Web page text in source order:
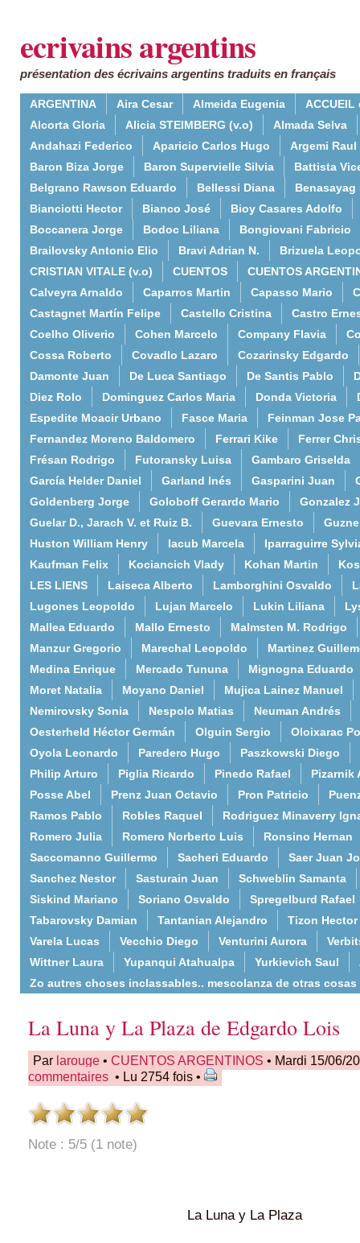
ecrivains argentins
présentation des écrivains argentins traduits en français
ARGENTINA Aira Cesar Almeida Eugenia
ACCUEIL
Alcorta Gloria
Alicia STEIMBERG (v.o)
Almada Selva
Andahazi Federico
Aparicio Carlos Hugo
Argemi Raul
Baron Biza Jorge
Baron Supervielle Silvia
Battista
Belgrano Rawson Eduardo
Bellessi Diana
Benasayag
Bianciotti Hector
Bianco José
Bioy Casares Adolfo
Boccanera Jorge
Bodoc Liliana
Bongiovani Fabricio
Brailovsky Antonio Elio
Bravi Adrian N.
Brizuela
CRISTIAN VITALE (v.o)
CUENTOS
CUENTOS
Calveyra Arnaldo
Caparros Martin Capasso Mario
Castagnet Martín Felipe
Castello Cristina
Castro
Coelho Oliverio
Cohen Marcelo Company Flavia
Cossa Roberto
Covadlo Lazaro
Cozarinsky Edgardo
Damonte Juan
De Luca Santiago De Santis Pablo
Diez Rolo
Dominguez Carlos Maria Donda Victoria
Espedite Moacir Urbano
Fasce Maria
Feinman Jose
Fernandez Moreno Baldomero
Ferrari Kike
Ferrer
Frésan Rodrigo
Futoransky Luisa
Gambaro Griselda
García Helder Daniel
Garland Inés Gasparini Juan
Goldenberg Jorge
Goloboff Gerardo Mario
Gonzalez
Guelar D., Jarach V. et Ruiz B.
Guevara Ernesto
Huston William Henry
Iacub Marcela
Iparraguirre
Kaufman Felix
Kociancich Vlady Kohan Martin
LES LIENS
Laiseca Alberto Lamborghini Osvaldo
Lugones Leopoldo
Lujan Marcelo Lukin Liliana
Mallea Eduardo
Mallo Ernesto
Malmsten M. Rodrigo
Manzur Gregorio
Marechal Leopoldo
Martinez
Medina Enrique
Mercado Tununa
Mignogna Eduardo
Moret Natalia
Moyano Daniel
Mujica Lainez Manuel
Nemirovsky Sonia
Nespolo Matias
Neuman Andrés
Oesterheld Héctor Germán
Olguin Sergio
Oloixarac
Oyola Leonardo
Paredero Hugo
Paszkowski Diego
Philip Arturo
Piglia Ricardo Pinedo Rafael
Pizarnik
Posse Abel
Prenz Juan Octavio Pron Patricio
Ramos Pablo
Robles Raquel
Rodriguez Minaverry
Romero Julia
Romero Norberto Luis
Ronsino Hernan
Saccomanno Guillermo
Sacheri Eduardo
Saer Juan
Sanchez Nestor
Sasturain Juan
Schweblin Samanta
Siskind Mariano
Soriano Osvaldo
Spregelburd Rafael
Tabarovsky Damian
Tantanian Alejandro
Tizon Hector
Varela Lucas
Vecchio Diego Venturini Aurora
Wittner Laura
Yupanqui Atahualpa Yurkievich Saul
Zo autres choses inclassables.. mescolanza de otras cosas
La Luna y La Plaza de Edgardo Lois
Par larouge • CUENTOS ARGENTINOS • Mardi 15/06/
commentaires • Lu 2754 fois •
Note : 5/5 (1 note)
La Luna y La Plaza